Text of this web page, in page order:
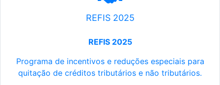
REFIS 2025
REFIS 2025
Programa de incentivos e reduções especiais para
quitação de créditos tributários e não tributários.